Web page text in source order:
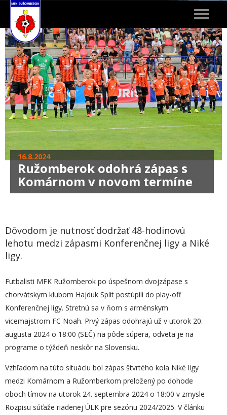
Toggle
16.8.2024
Ružomberok odohrá zápas s
Komárnom v novom termíne
Dôvodom je nutnosť dodržať 48-hodinovú
lehotu medzi zápasmi Konferenčnej ligy a Niké
ligy.
Futbalisti MFK Ružomberok po úspešnom dvojzápase s
chorvátskym klubom Hajduk Split postúpili do play-off
Konferenčnej ligy. Stretnú sa v ňom s arménskym
vicemajstrom FC Noah. Prvý zápas odohrajú už v utorok 20.
augusta 2024 o 18:00 (SEČ) na pôde súpera, odveta je na
programe o týždeň neskôr na Slovensku.
Vzhľadom na túto situáciu bol zápas štvrtého kola Niké ligy
medzi Komárnom a Ružomberkom preložený po dohode
oboch tímov na utorok 24. septembra 2024 o 18:00 v zmysle
Rozpisu súťaže riadenej ÚLK pre sezónu 2024/2025. V článku